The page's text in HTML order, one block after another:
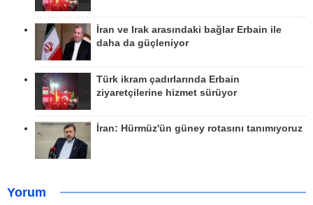
İran ve Irak arasındaki bağlar Erbain ile
daha da güçleniyor
Türk ikram çadırlarında Erbain
ziyaretçilerine hizmet sürüyor
İran: Hürmüz'ün güney rotasını tanımıyoruz
Yorum